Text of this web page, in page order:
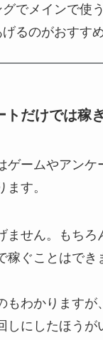
グでメインで使
るのがおすすめ
トだけでは稼
ゲームやアンケ
す。
ません。もちろ
稼ぐことはでき
もわかりますが
にしたほうが